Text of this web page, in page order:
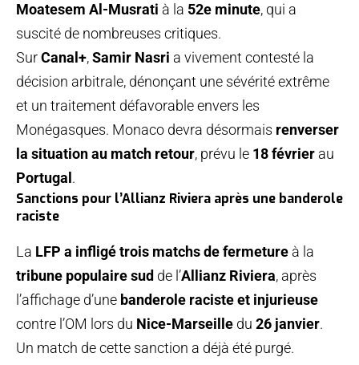
Moatesem Al-Musrati à la 52e minute, qui a
suscité de nombreuses critiques.
SurCanal+,Samir Nasri a vivement contesté la
décision arbitrale, dénonçant une sévérité extrême
et un traitement défavorable envers les
Monégasques. Monaco devra désormais renverser
la situation au match retour, prévu le 18 février au
Portugal .
Sanctions pour l’Allianz Riviera après une banderole
raciste
La LFP a infligé trois matchs de fermeture à la
tribune populaire sud de l’Allianz Riviera, après
l’affichage d’une banderole raciste et injurieuse
contre l’OM lors du Nice-Marseille du 26 janvier.
Un match de cette sanction a déjà été purgé.